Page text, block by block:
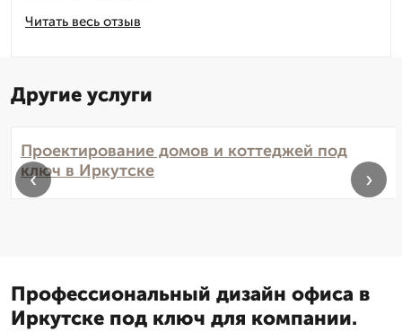
Читать весь отзыв
Другие услуги
Проектирование домов и коттеджей под
ключ в Иркутске
‹ ›
Профессиональный дизайн офиса в
Иркутске под ключ для компании.